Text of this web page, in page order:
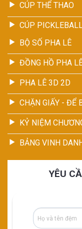
CÚP THỂ THAO
CÚP
BỘ SỐ PHA LÊ
ĐỒNG HỒ PHA
PHA LÊ 3D 2D
CHẶN GIẤY - ĐỂ
KỶ NIỆM
BẢNG VINH
YÊU